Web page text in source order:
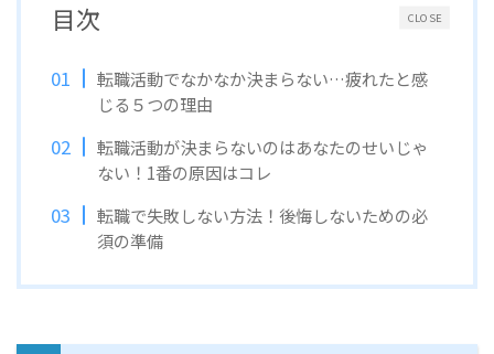
CLOSE
目次
転職活動でなかなか決まらない…疲れたと感
じる５つの理由
転職活動が決まらないのはあなたのせいじゃ
ない！1番の原因はコレ
転職で失敗しない方法！後悔しないための必
須の準備